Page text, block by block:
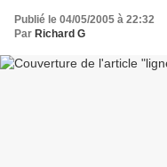
Publié le 04/05/2005 à 22:32
Par Richard G